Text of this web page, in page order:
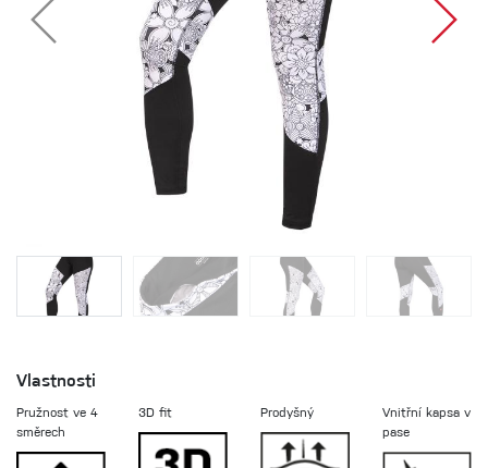
Vlastnosti
Pružnost ve 4
směrech
3D fit Prodyšný
Vnitřní kapsa v
pase